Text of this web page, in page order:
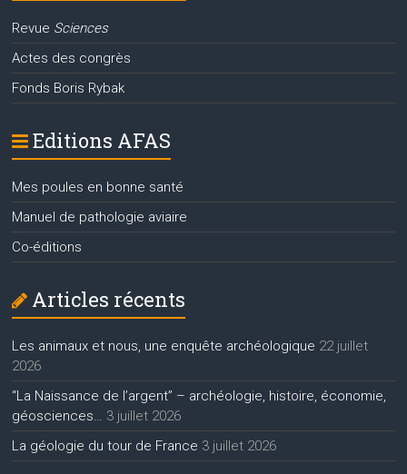
Revue Sciences
Actes des congrès
Fonds Boris Rybak
Editions AFAS
Mes poules en bonne santé
Manuel de pathologie aviaire
Co-éditions
Articles récents
Les animaux et nous, une enquête archéologique 22 juillet
2026
“La Naissance de l’argent” – archéologie, histoire, économie,
géosciences… 3 juillet 2026
La géologie du tour de France 3 juillet 2026